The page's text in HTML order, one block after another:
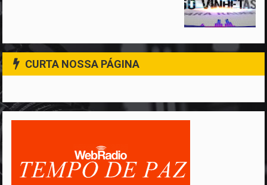
CURTA NOSSA PÁGINA